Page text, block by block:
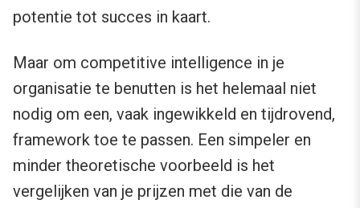
potentie tot succes in kaart.
Maar om competitive intelligence in je
organisatie te benutten is het helemaal niet
nodig om een, vaak ingewikkeld en tijdrovend,
framework toe te passen. Een simpeler en
minder theoretische voorbeeld is het
vergelijken van je prijzen met die van de